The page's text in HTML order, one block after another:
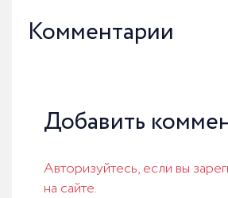
Комментарии
Добавить
Авторизуйтесь, если вы
на сайте.